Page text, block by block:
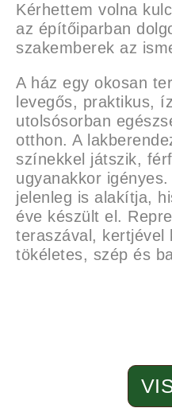
Kérhettem volna
az építőiparban
szakemberek az
A ház egy okosan
levegős, praktikus,
utolsósorban
otthon. A
színekkel játszik,
ugyanakkor
jelenleg is alakítja,
éve készült el.
teraszával, kertjével
tökéletes, szép és